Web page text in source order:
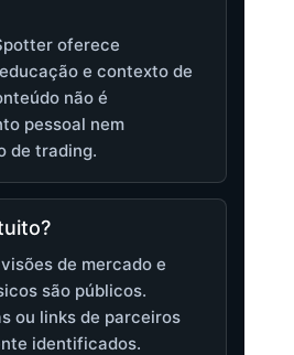
oferece
e contexto de
não é
pessoal nem
de trading.
de mercado e
são públicos.
ou links de parceiros
identificados.